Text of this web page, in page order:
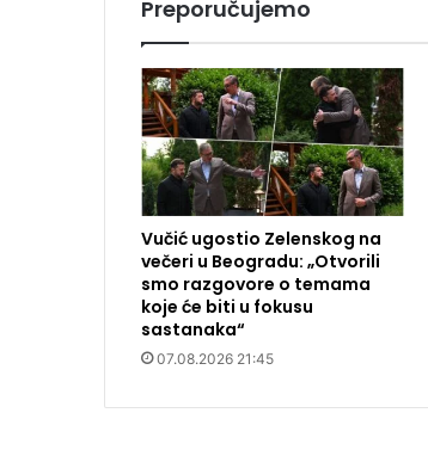
Preporučujemo
Vučić ugostio Zelenskog na
večeri u Beogradu: „Otvorili
smo razgovore o temama
koje će biti u fokusu
sastanaka“
07.08.2026 21:45